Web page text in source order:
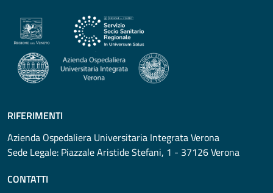
RIFERIMENTI
Azienda Ospedaliera Universitaria Integrata Verona
Sede Legale: Piazzale Aristide Stefani, 1 - 37126 Verona
CONTATTI